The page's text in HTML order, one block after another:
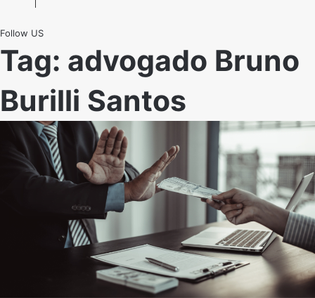
Follow US
Tag: advogado Bruno
Burilli Santos